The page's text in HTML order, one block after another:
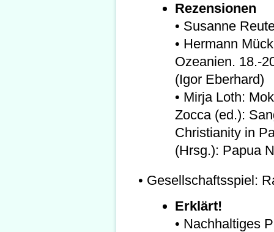
Rezensionen
• Susanne
• Hermann
Ozeanien. 18.-
(Igor Eberhard)
• Mirja Loth:
Zocca (ed.):
Christianity in
(Hrsg.): Papua
• Gesellschaftsspiel:
Erklärt!
• Nachhaltiges